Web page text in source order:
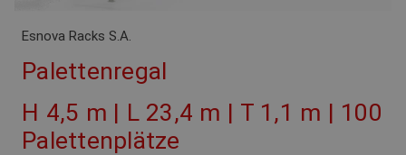
Esnova Racks S.A.
Palettenregal
H 4,5 m | L 23,4 m | T 1,1 m | 100
Palettenplätze